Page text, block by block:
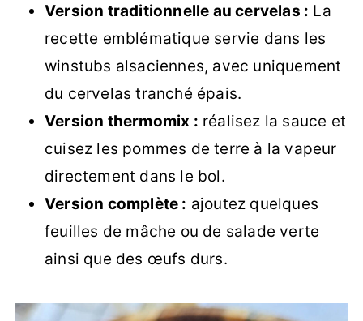
Version traditionnelle au cervelas : La
recette emblématique servie dans les
winstubs alsaciennes, avec uniquement
du cervelas tranché épais.
Version thermomix : réalisez la sauce et
cuisez les pommes de terre à la vapeur
directement dans le bol.
Version complète : ajoutez quelques
feuilles de mâche ou de salade verte
ainsi que des œufs durs.